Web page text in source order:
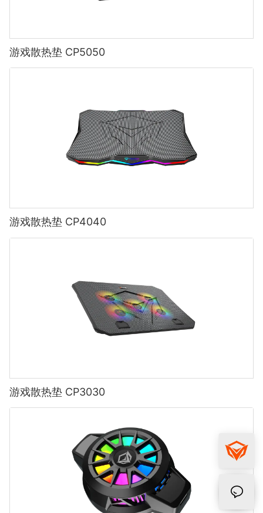
游戏散热垫 CP5050
游戏散热垫 CP4040
游戏散热垫 CP3030